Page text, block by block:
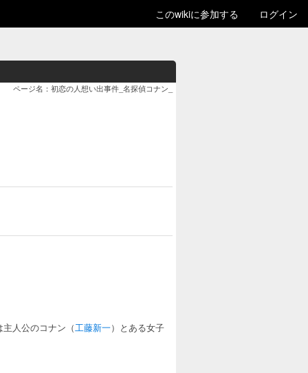
このwikiに参加する ログイン
ページ名：初恋の人想い出事件_名探偵コナン_
人公のコナン（工藤新一）とある女子